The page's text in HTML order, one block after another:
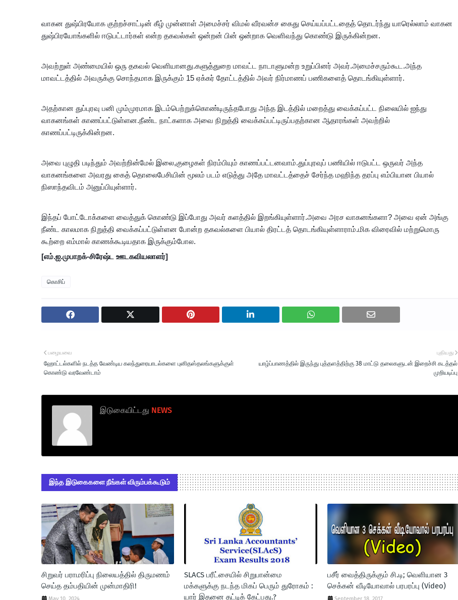
வாகன துஷ்பிரயோக குற்றச்சாட்டின் கீழ் முன்னாள் அமைச்சர் விமல் வீரவன்ச கைது செய்யப்பட்டதைத் தொடர்ந்து யாரெல்லாம் வாகன
துஷ்பிரயோங்களில் ஈடுபட்டார்கள் என்ற தகவல்கள் ஒன்றன் பின் ஒன்றாக வெளிவந்து கொண்டு இருக்கின்றன.
அவற்றுள் அண்மையில் ஒரு தகவல் வெளியானது.களுத்துறை மாவட்ட நாடாளுமன்ற உறுப்பினர் அவர்.அமைச்சரும்கூட.அந்த
மாவட்டத்தில் அவருக்கு சொந்தமாக இருக்கும் 15 ஏக்கர் தோட்டத்தில் அவர் நிர்மாணப் பணிகளைத் தொடங்கியுள்ளார்.
அதற்கான துப்புரவு பனி மும்முரமாக இடம்பெற்றுக்கொண்டிருந்தபோது அந்த இடத்தில் மறைத்து வைக்கப்பட்ட நிலையில் ஐந்து
வாகனங்கள் காணப்பட்டுள்ளன.நீண்ட நாட்களாக அவை நிறுத்தி வைக்கப்பட்டிருப்பதற்கான ஆதாரங்கள் அவற்றில்
காணப்பட்டிருக்கின்றன.
அவை புழுதி படிந்தும் அவற்றின்மேல் இலை,குழைகள் நிரம்பியும் காணப்பட்டனவாம்.துப்புரவுப் பணியில் ஈடுபட்ட ஒருவர் அந்த
வாகனங்களை அவரது கைத் தொலைபேசியின் மூலம் படம் எடுத்து அதே மாவட்டத்தைச் சேர்ந்த மஹிந்த தரப்பு எம்பியான பியால்
நிஸாந்தவிடம் அனுப்பியுள்ளார்.
இந்தப் போட்டோக்களை வைத்துக் கொண்டு இப்போது அவர் களத்தில் இறங்கியுள்ளார்.அவை அரச வாகனங்களா? அவை ஏன் அங்கு
நீண்ட காலமாக நிறுத்தி வைக்கப்பட்டுள்ளன போன்ற தகவல்களை பியால் திரட்டத் தொடங்கியுள்ளாராம்.மிக விரைவில் மற்றுமொரு
கூற்றை எம்மால் காணக்கூடியதாக இருக்கும்போல.
[எம்.ஐ.முபாறக்-சிரேஷ்ட ஊடகவியலாளர்]
கொசிப்
புதியது
யாழ்ப்பாணத்தில் இருந்து புத்தளத்திற்கு 38 மாட்டு தலைகளுடன் இறைச்சி கடத்தல்
முறியடிப்பு
பழையவை
ஹோட்டல்களில் நடத்த வேண்டிய கலந்துரையாடல்களை புனிதஸ்தலங்களுக்குள்
கொண்டு வரவேண்டாம்
இடுகையிட்டது NEWS
இந்த இடுகைகளை நீங்கள் விரும்பக்கூடும்
சிறுவர் பராமரிப்பு நிலையத்தில் திருமணம்
செய்த தம்பதியின் முன்மாதிரி!
SLACS பரீட்சையில் சிறுபான்மை
மக்களுக்கு நடந்த மிகப் பெரும் துரோகம் :
யார் இதனை தட்டிக் கேட்பது.?
பசீர் வைத்திருக்கும் சி.டி; வெளியான 3
செக்கன் வீடியோவால் பரபரப்பு (Video)